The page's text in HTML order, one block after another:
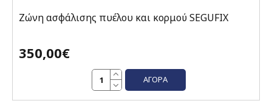
Ζώνη ασφάλισης πυέλου και κορμού SEGUFIX
350,00€
ΑΓΟΡΆ